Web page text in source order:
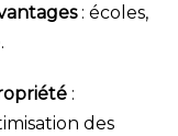
: écoles,
:
des